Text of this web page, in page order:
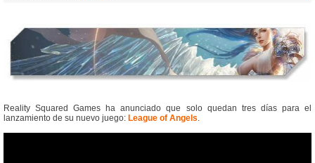
Reality Squared Games ha anunciado que solo quedan tres días para el
lanzamiento de su nuevo juego: League of Angels.